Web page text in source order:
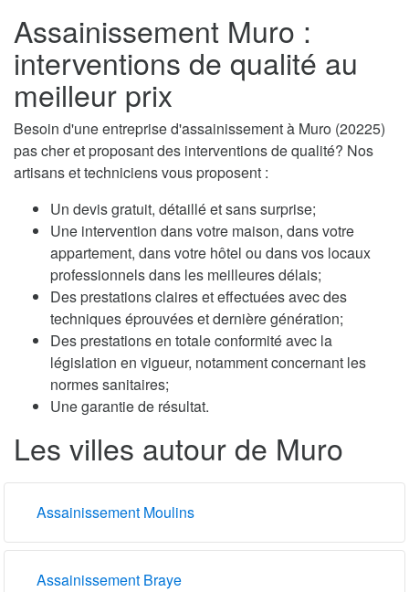
Assainissement Muro :
interventions de qualité au
meilleur prix
Besoin d'une entreprise d'assainissement à Muro (20225)
pas cher et proposant des interventions de qualité? Nos
artisans et techniciens vous proposent :
Un devis gratuit, détaillé et sans surprise;
Une intervention dans votre maison, dans votre
appartement, dans votre hôtel ou dans vos locaux
professionnels dans les meilleures délais;
Des prestations claires et effectuées avec des
techniques éprouvées et dernière génération;
Des prestations en totale conformité avec la
législation en vigueur, notamment concernant les
normes sanitaires;
Une garantie de résultat.
Les villes autour de Muro
Assainissement Moulins
Assainissement Braye